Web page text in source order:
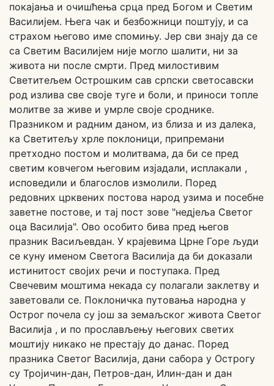
покајања и очишћења срца пред Богом и Светим
Василијем. Њега чак и безбожници поштују, и са
страхом његово име спомињу. Јер сви знају да се
са Светим Василијем није могло шалити, ни за
живота ни после смрти. Пред милостивим
Светитељем Острошким сав српски светосавски
род излива све своје туге и боли, и приноси топле
молитве за живе и умрле своје сроднике.
Празником и радним даном, из близа и из далека,
ка Светитељу хрле поклоници, припремани
претходно постом и молитвама, да би се пред
светим ковчегом његовим изјадали, исплакали ,
исповедили и благослов измолили. Поред
редовних црквених постова народ узима и посебне
заветне постове, и тај пост зове "недјеља Светог
оца Василија". Ово особито бива пред његов
празник Васиљевдан. У крајевима Црне Горе људи
се куну именом Светога Василија да би доказали
истинитост својих речи и поступака. Пред
Свечевим моштима некада су полагали заклетву и
заветовали се. Поклоничка путовања народна у
Острог почела су још за земаљског живота Светог
Василија , и по прослављењу његових светих
моштију никако не престају до данас. Поред
празника Светог Василија, дани сабора у Острогу
су Тројичин-дан, Петров-дан, Илин-дан и дан